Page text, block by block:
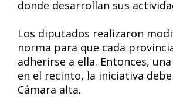
donde desarrollan sus
Los diputados realizaron
norma para que cada
adherirse a ella. Entonces,
en el recinto, la iniciativa
Cámara alta.